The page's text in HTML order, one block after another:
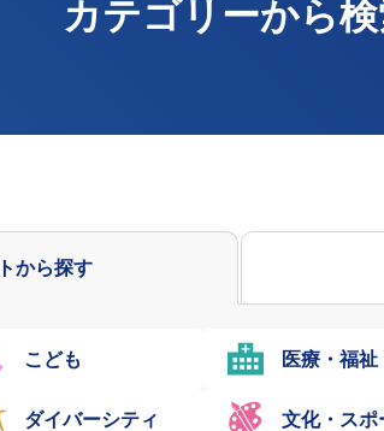
カテゴリーから
から探す
こども 医療・福祉
ダイバーシティ 文化・スポ